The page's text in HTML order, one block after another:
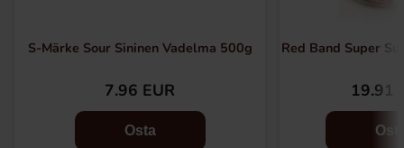
S-Märke Sour Sininen Vadelma 500g
7.96 EUR
Osta
Red Band Super
19.91